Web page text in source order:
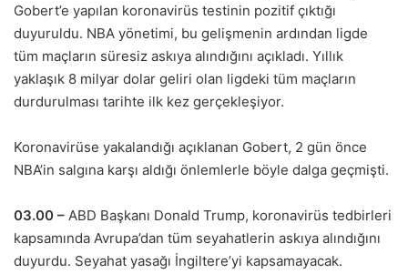
Gobert’e yapılan koronavirüs testinin pozitif çıktığı
duyuruldu. NBA yönetimi, bu gelişmenin ardından ligde
tüm maçların süresiz askıya alındığını açıkladı. Yıllık
yaklaşık 8 milyar dolar geliri olan ligdeki tüm maçların
durdurulması tarihte ilk kez gerçekleşiyor.
Koronavirüse yakalandığı açıklanan Gobert, 2 gün önce
NBA’in salgına karşı aldığı önlemlerle böyle dalga geçmişti.
03.00 – ABD Başkanı Donald Trump, koronavirüs tedbirleri
kapsamında Avrupa’dan tüm seyahatlerin askıya alındığını
duyurdu. Seyahat yasağı İngiltere’yi kapsamayacak.